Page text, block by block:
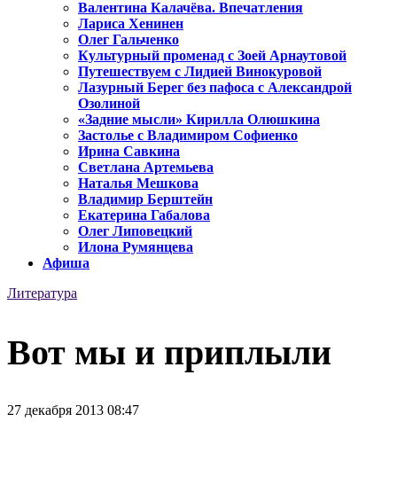
Валентина Калачёва. Впечатления
Лариса Хенинен
Олег Гальченко
Культурный променад с Зоей Арнаутовой
Путешествуем с Лидией Винокуровой
Лазурный Берег без пафоса с Александрой
Озолиной
«Задние мысли» Кирилла Олюшкина
Застолье с Владимиром Софиенко
Ирина Савкина
Светлана Артемьева
Наталья Мешкова
Владимир Берштейн
Екатерина Габалова
Олег Липовецкий
Илона Румянцева
Афиша
Литература
Вот мы и приплыли
27 декабря 2013 08:47